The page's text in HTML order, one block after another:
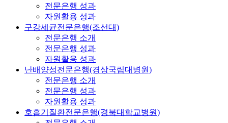
전문은행 성과
자원활용 성과
구강세균전문은행(조선대)
전문은행 소개
전문은행 성과
자원활용 성과
난배양성전문은행(경상국립대병원)
전문은행 소개
전문은행 성과
자원활용 성과
호흡기질환전문은행(경북대학교병원)